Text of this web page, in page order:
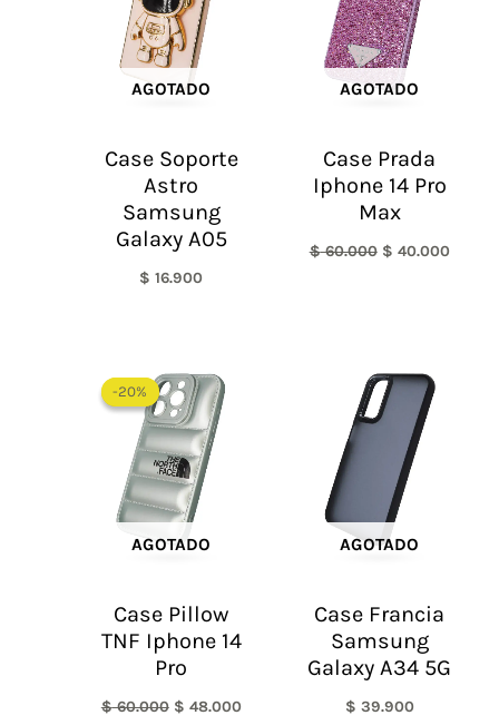
AGOTADO
Case Soporte
Astro
Samsung
Galaxy A05
$ 16.900
AGOTADO
Case Prada
Iphone 14 Pro
Max
$60.000 $ 40.000
-20%
AGOTADO
-20%
Case Pillow
TNF Iphone 14
Pro
$60.000
precio
original
era:
$ 60.000.
$ 48.000
AGOTADO
Case Francia
Samsung
Galaxy A34 5G
$ 39.900